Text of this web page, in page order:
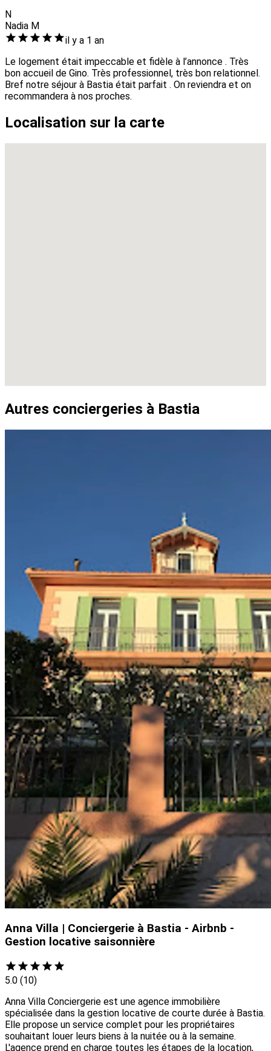
N
Nadia M
il y a 1 an
Le logement était impeccable et fidèle à l’annonce . Très
bon accueil de Gino. Très professionnel, très bon relationnel.
Bref notre séjour à Bastia était parfait . On reviendra et on
recommandera à nos proches.
Localisation sur la carte
Autres conciergeries à Bastia
Anna Villa | Conciergerie à Bastia - Airbnb -
Gestion locative saisonnière
5.0 (10)
Anna Villa Conciergerie est une agence immobilière
spécialisée dans la gestion locative de courte durée à Bastia.
Elle propose un service complet pour les propriétaires
souhaitant louer leurs biens à la nuitée ou à la semaine.
L'agence prend en charge toutes les étapes de la location,